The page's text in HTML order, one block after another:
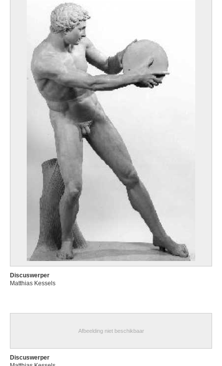
Discuswerper
Matthias Kessels
Afbeelding niet beschikbaar
Discuswerper